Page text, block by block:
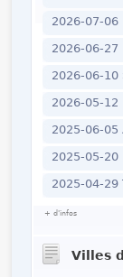
2026-07-06
2026-06-27
2026-06-10
2026-05-12
2025-06-05
2025-05-20
2025-04-
+ d'infos
Villes